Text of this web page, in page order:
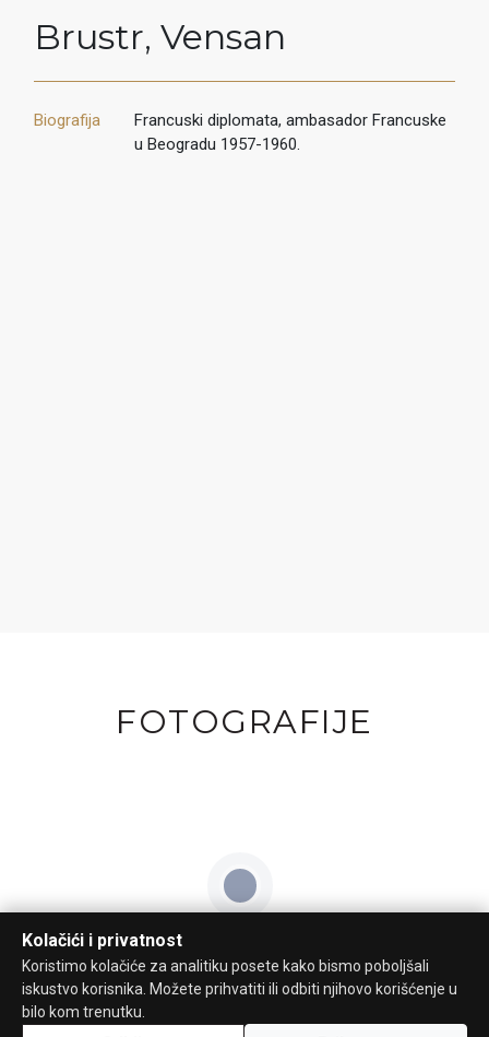
Brustr, Vensan
Biografija
Francuski diplomata, ambasador Francuske
u Beogradu 1957-1960.
FOTOGRAFIJE
Kolačići i privatnost
Koristimo kolačiće za analitiku posete kako bismo poboljšali
iskustvo korisnika. Možete prihvatiti ili odbiti njihovo korišćenje u
bilo kom trenutku.